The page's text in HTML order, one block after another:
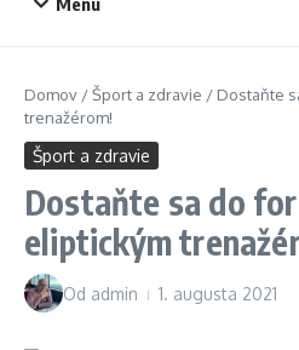
Domov /Šport a zdravie / Dostaňte
trenažérom!
Šport a zdravie
Dostaňte sa do
eliptickým
Od admin 1. augusta 2021